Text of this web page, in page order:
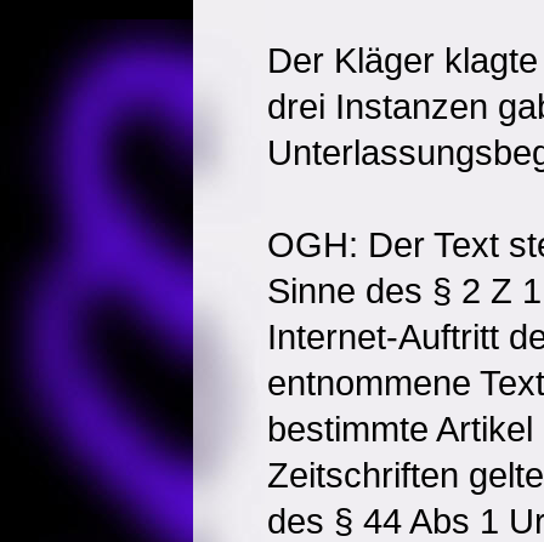
Der Kläger
drei Instanzen
OGH: Der Text
Sinne des § 2 Z
Internet-Auftritt
entnommene
bestimmte
Zeitschriften
des § 44 Abs 1